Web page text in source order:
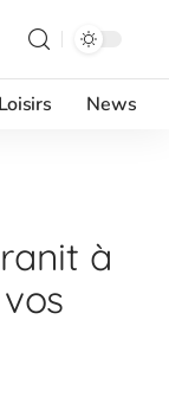
Loisirs News
à